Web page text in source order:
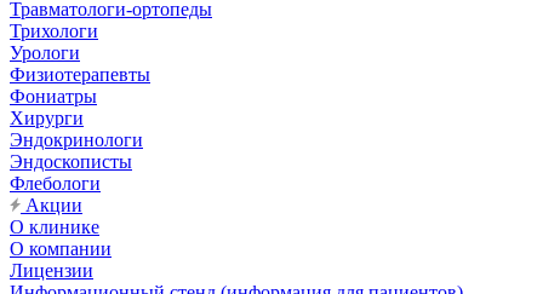
Травматологи-ортопеды
Трихологи
Урологи
Физиотерапевты
Фониатры
Хирурги
Эндокринологи
Эндоскописты
Флебологи
Акции
О клинике
О компании
Лицензии